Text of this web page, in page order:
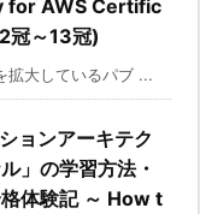
for AWS Certific
冠～13冠)
拡大しているパブ ...
ョンアーキテク
」の学習方法・
体験記 ～ How t